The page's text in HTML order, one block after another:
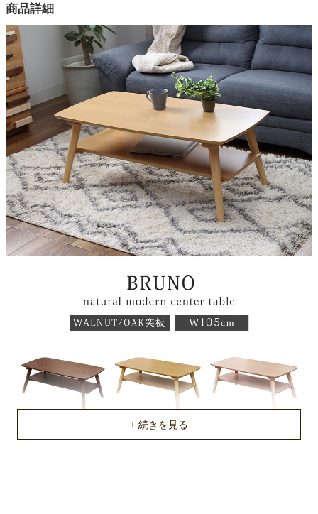
タワー
3色
ウォールナット天板
ウォールナット突板
オーク・ホワイト天板
オーク突板
脚部
ラバーウッド
天板塗装
ウレタン塗装
梱包サイズ
約109ｘ60ｘ14(cm)
原産国
ベトナム
組立説明書(PDF)
商品詳細